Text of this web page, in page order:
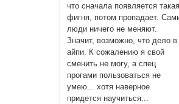
что сначала появляется
фигня, потом пропадает.
люди ничего не меняют.
Значит, возможно, что дело в
айпи. К сожалению я свой
сменить не могу, а спец
прогами пользоваться не
умею... хотя наверное
придется научиться...